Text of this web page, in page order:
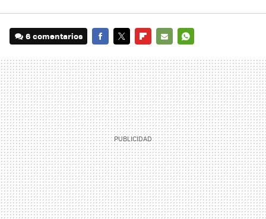
6 comentarios
MAIL